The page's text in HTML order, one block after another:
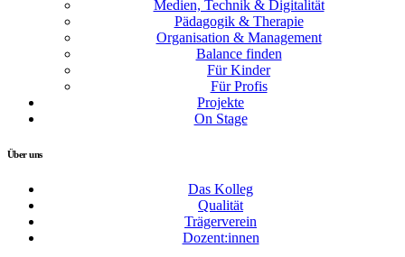
Medien, Technik & Digitalität
Pädagogik & Therapie
Organisation & Management
Balance finden
Für Kinder
Für Profis
Projekte
On Stage
Über uns
Das Kolleg
Qualität
Trägerverein
Dozent:innen